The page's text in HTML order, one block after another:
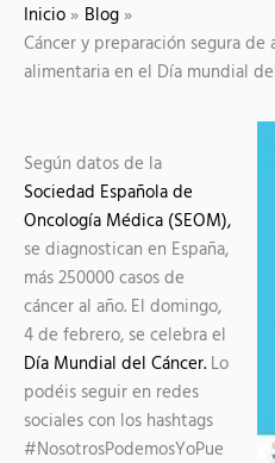
Inicio
Blog
Cáncer y preparación segura de
alimentaria en el Día mundial
Según datos de la
Sociedad Española de
Oncología Médica (SEOM),
se diagnostican en España,
más 250000 casos de
cáncer al año. El domingo,
4 de febrero, se celebra el
Día Mundial del Cáncer. Lo
podéis seguir en redes
sociales con los hashtags
#NosotrosPodemosYoPue